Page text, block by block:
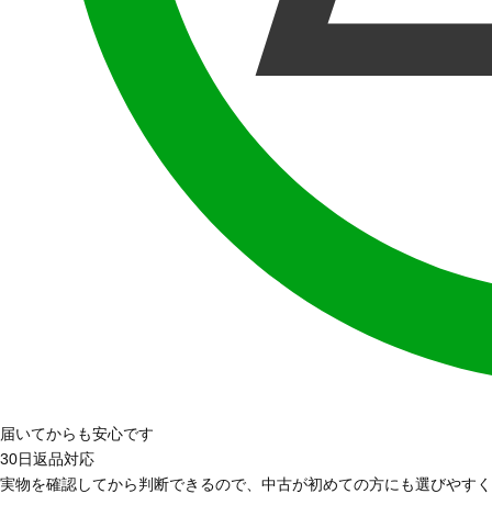
届いてからも安心です
30日返品対応
実物を確認してから判断できるので、中古が初めての方にも選びやす